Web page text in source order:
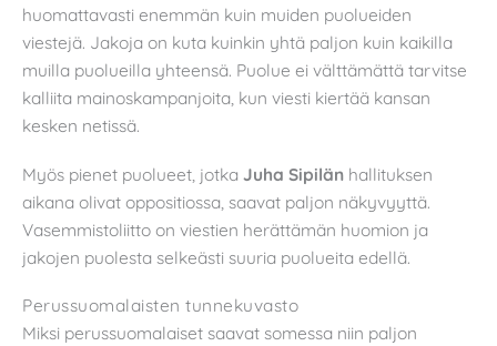
huomattavasti enemmän kuin muiden puolueiden
viestejä. Jakoja on kuta kuinkin yhtä paljon kuin kaikilla
muilla puolueilla yhteensä. Puolue ei välttämättä tarvitse
kalliita mainoskampanjoita, kun viesti kiertää kansan
kesken netissä.
Myös pienet puolueet, jotka Juha Sipilän hallituksen
aikana olivat oppositiossa, saavat paljon näkyvyyttä.
Vasemmistoliitto on viestien herättämän huomion ja
jakojen puolesta selkeästi suuria puolueita edellä.
Perussuomalaisten tunnekuvasto
Miksi perussuomalaiset saavat somessa niin paljon